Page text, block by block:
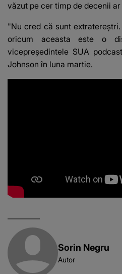
văzut pe cer timp de decenii
"Nu cred că sunt
oricum aceasta este o
vicepreședintele SUA
Johnson în luna martie.
Sorin Negru
Autor